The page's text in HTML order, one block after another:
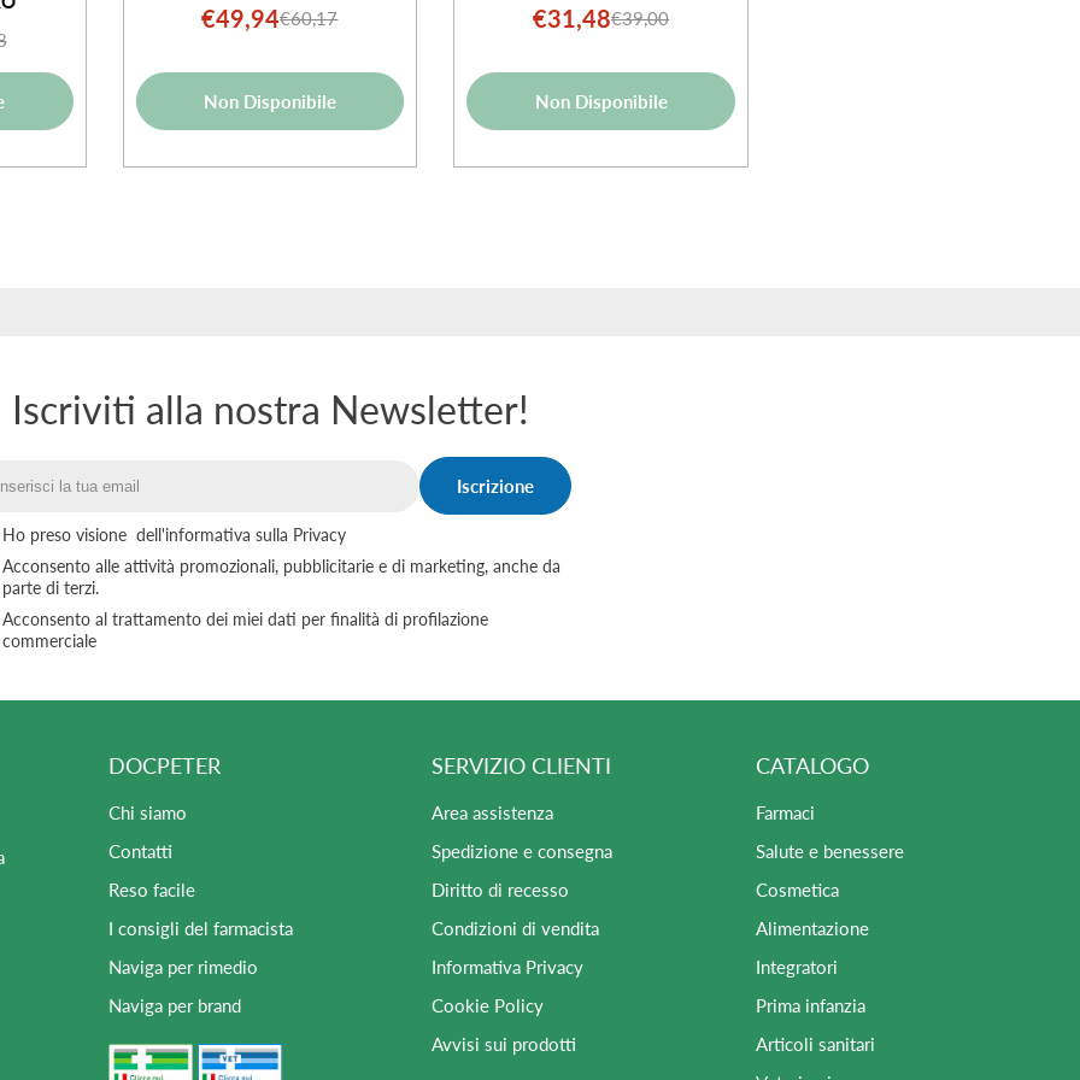
Prezzo
vendita
€49,94Prezzo
€60,17
Non Disponibile
Prezzo
vendita
€31,48Prezzo
€39,00
Non Disponibile
Iscriviti alla nostra Newsletter!
Iscrizione
Ho preso visione dell'informativa sulla Privacy
Acconsento alle attività promozionali, pubblicitarie e di marketing, anche da
parte di terzi.
Acconsento al trattamento dei miei dati per finalità di profilazione
commerciale
DOCPETER
Chi siamo
Contatti
Reso facile
I consigli del farmacista
Naviga per rimedio
Naviga per brand
SERVIZIO CLIENTI
Area assistenza
Spedizione e consegna
Diritto di recesso
Condizioni di vendita
Informativa Privacy
Cookie Policy
Avvisi sui prodotti
CATALOGO
Farmaci
Salute e benessere
Cosmetica
Alimentazione
Integratori
Prima infanzia
Articoli sanitari